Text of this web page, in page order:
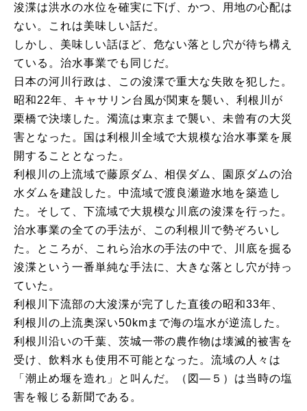
浚渫は洪水の水位を確実に下げ、かつ、用地の心配は
ない。これは美味しい話だ。
しかし、美味しい話ほど、危ない落とし穴が待ち構え
ている。治水事業でも同じだ。
日本の河川行政は、この浚渫で重大な失敗を犯した。
昭和22年、キャサリン台風が関東を襲い、利根川が
栗橋で決壊した。濁流は東京まで襲い、未曾有の大災
害となった。国は利根川全域で大規模な治水事業を展
開することとなった。
利根川の上流域で藤原ダム、相俣ダム、園原ダムの治
水ダムを建設した。中流域で渡良瀬遊水地を築造し
た。そして、下流域で大規模な川底の浚渫を行った。
治水事業の全ての手法が、この利根川で勢ぞろいし
た。ところが、これら治水の手法の中で、川底を掘る
浚渫という一番単純な手法に、大きな落とし穴が持っ
ていた。
利根川下流部の大浚渫が完了した直後の昭和33年、
利根川の上流奥深い50kmまで海の塩水が逆流した。
利根川沿いの千葉、茨城一帯の農作物は壊滅的被害を
受け、飲料水も使用不可能となった。流域の人々は
「潮止め堰を造れ」と叫んだ。（図―５）は当時の塩
害を報じる新聞である。